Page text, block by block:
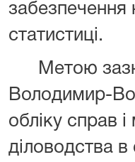
забезпечення
статистиці.
Метою
Володимир-
обліку справ
діловодства в